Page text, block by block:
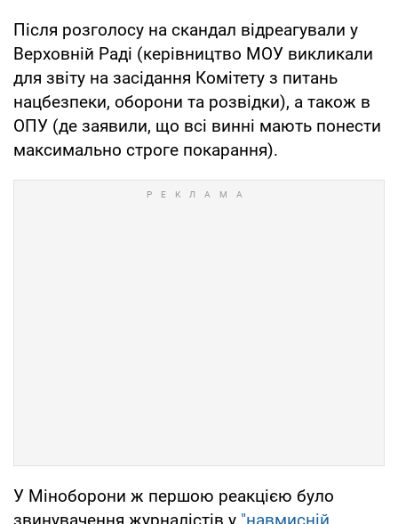
Після розголосу на скандал відреагували у
Верховній Раді (керівництво МОУ викликали
для звіту на засідання Комітету з питань
нацбезпеки, оборони та розвідки), а також в
ОПУ (де заявили, що всі винні мають понести
максимально строге покарання).
У Міноборони ж першою реакцією було